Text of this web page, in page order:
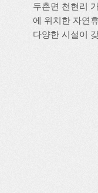
두촌면 천현리
에 위치한 자연
다양한 시설이